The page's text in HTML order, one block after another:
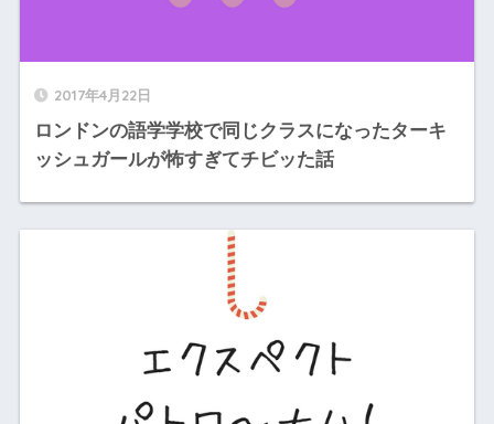
2017年4月22日
ロンドンの語学学校で同じクラスになったターキ
ッシュガールが怖すぎてチビッた話